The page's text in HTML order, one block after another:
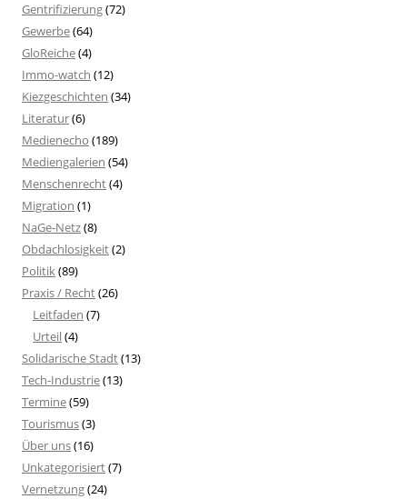
Gentrifizierung(72)
Gewerbe(64)
GloReiche(4)
Immo-watch (12)
Kiezgeschichten (34)
Literatur(6)
Medienecho (189)
Mediengalerien (54)
Menschenrecht(4)
Migration (1)
NaGe-Netz(8)
Obdachlosigkeit(2)
Politik(89)
Praxis / Recht(26)
Leitfaden (7)
Urteil(4)
Solidarische Stadt(13)
Tech-Industrie(13)
Termine(59)
Tourismus(3)
Über uns(16)
Unkategorisiert(7)
Vernetzung(24)